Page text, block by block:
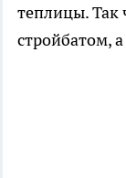
теплицы. Так
стройбатом,